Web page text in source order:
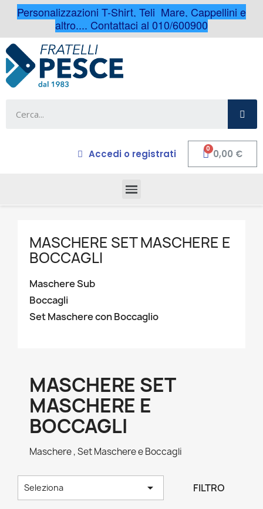
Personalizzazioni T-Shirt, Teli Mare, Cappellini e
altro.... Contattaci al 010/600900
Accedi o registrati 0,00 €
MASCHERE SET MASCHERE E
BOCCAGLI
Maschere Sub
Boccagli
Set Maschere con Boccaglio
MASCHERE SET
MASCHERE E
BOCCAGLI
Maschere , Set Maschere e Boccagli
Seleziona  FILTRO